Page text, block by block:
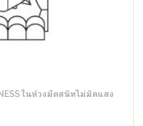
ในห้วงมืดสนิทไม่มิดแสง